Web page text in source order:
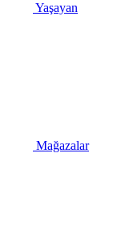
Yaşayan
Mağazalar